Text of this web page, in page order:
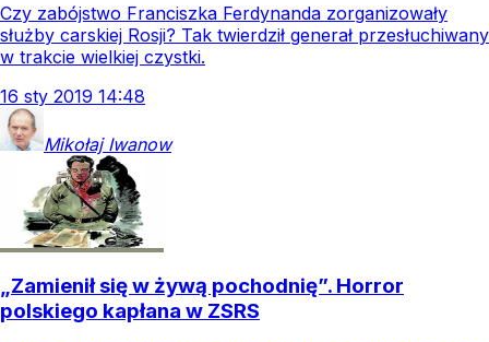
Czy zabójstwo Franciszka Ferdynanda zorganizowały
służby carskiej Rosji? Tak twierdził generał przesłuchiwany
w trakcie wielkiej czystki.
16 sty 2019 14:48
Mikołaj Iwanow
„Zamienił się w żywą pochodnię”. Horror
polskiego kapłana w ZSRS